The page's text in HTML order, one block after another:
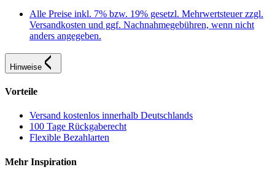
Alle Preise inkl. 7% bzw. 19% gesetzl. Mehrwertsteuer zzgl.
Versandkosten und ggf. Nachnahmegebühren, wenn nicht
anders angegeben.
Hinweise
Vorteile
Versand kostenlos innerhalb Deutschlands
100 Tage Rückgaberecht
Flexible Bezahlarten
Mehr Inspiration